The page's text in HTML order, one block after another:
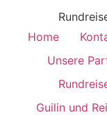
Home
Unsere
Guilin und